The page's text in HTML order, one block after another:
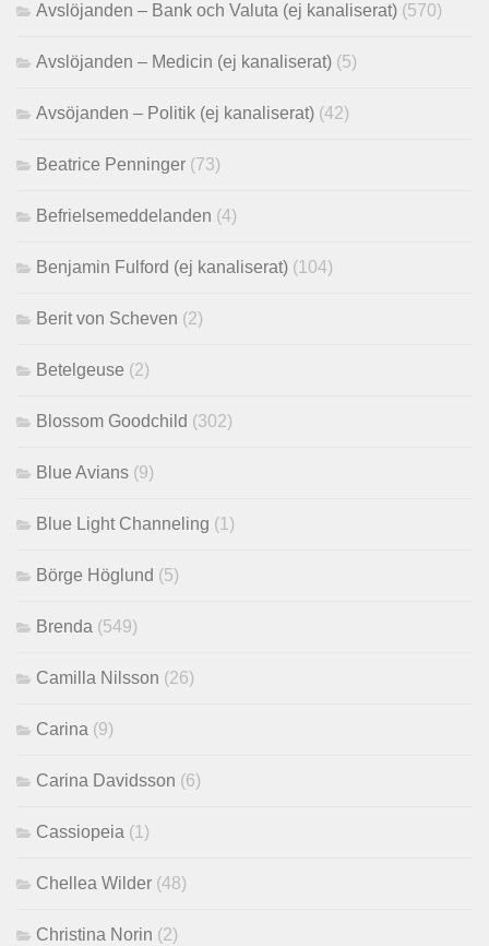
Avslöjanden – Bank och Valuta (ej kanaliserat) (570)
Avslöjanden – Medicin (ej kanaliserat) (5)
Avsöjanden – Politik (ej kanaliserat) (42)
Beatrice Penninger (73)
Befrielsemeddelanden (4)
Benjamin Fulford (ej kanaliserat) (104)
Berit von Scheven (2)
Betelgeuse (2)
Blossom Goodchild (302)
Blue Avians (9)
Blue Light Channeling (1)
Börge Höglund (5)
Brenda (549)
Camilla Nilsson (26)
Carina (9)
Carina Davidsson (6)
Cassiopeia (1)
Chellea Wilder (48)
Christina Norin (2)